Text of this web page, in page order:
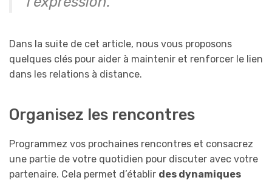
Dans la suite de cet article, nous vous proposons
quelques clés pour aider à maintenir et renforcer le lien
dans les relations à distance.
Organisez les rencontres
Programmez vos prochaines rencontres et consacrez
une partie de votre quotidien pour discuter avec votre
partenaire. Cela permet d’établir des dynamiques